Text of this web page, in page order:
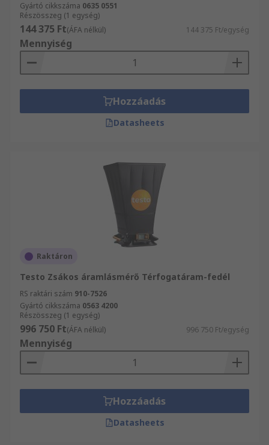
Gyártó cikkszáma 0635 0551
Részösszeg (1 egység)
144 375 Ft(ÁFA nélkül) 144 375 Ft/egység
Mennyiség
Hozzáadás
Datasheets
Raktáron
Testo Zsákos áramlásmérő Térfogatáram-fedél
RS raktári szám 910-7526
Gyártó cikkszáma 0563 4200
Részösszeg (1 egység)
996 750 Ft(ÁFA nélkül) 996 750 Ft/egység
Mennyiség
Hozzáadás
Datasheets